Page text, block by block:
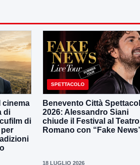
cinema
di
di
SPETTACOLO
Benevento Città
2026: Alessandro Siani
chiude il Festival al Teatro
Romano con “Fake
18 LUGLIO 2026